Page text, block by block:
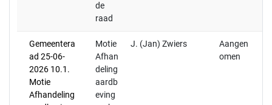
de
raad
Gemeentera
ad 25-06-
2026 10.1.
Motie
Afhandeling
Motie
Afhan
deling
aardb
eving
J. (Jan) Zwiers
Aangen
omen